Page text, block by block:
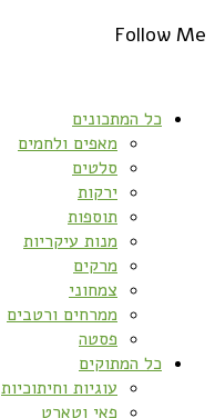
Follow Me
כל המתכונים
מאפים ולחמים
סלטים
ירקות
תוספות
מנות עיקריות
מרקים
צמחוני
ממרחים ורטבים
פסטה
כל המתוקים
עוגיות וחיתוכיות
פאי וטארט